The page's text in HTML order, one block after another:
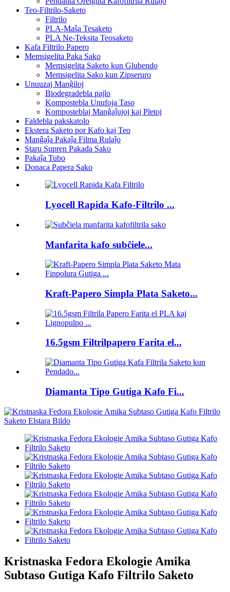
Teo-Filtrilo-Saketo
Filtrilo
PLA-Maŝa Tesaketo
PLA Ne-Teksita Teosaketo
Kafa Filtrilo Papero
Memsigelita Paka Sako
Memsigelita Saketo kun Glubendo
Memsigelita Sako kun Zipseruro
Unuuzaj Manĝiloj
Biodegradebla pajlo
Kompostebla Unufoja Taso
Komposteblaj Manĝaĵujoj kaj Pletoj
Faldebla pakskatolo
Ekstera Saketo por Kafo kaj Teo
Manĝaĵa Pakaĵa Filma Rulaĵo
Staru Supren Pakada Sako
Pakaĵa Tubo
Donaca Papera Sako
Lyocell Rapida Kafo-Filtrilo ...
Manfarita kafo subĉiele...
Kraft-Papero Simpla Plata Saketo...
16.5gsm Filtrilpapero Farita el...
Diamanta Tipo Gutiga Kafo Fi...
Kristnaska Fedora Ekologie Amika
Subtaso Gutiga Kafo Filtrilo Saketo